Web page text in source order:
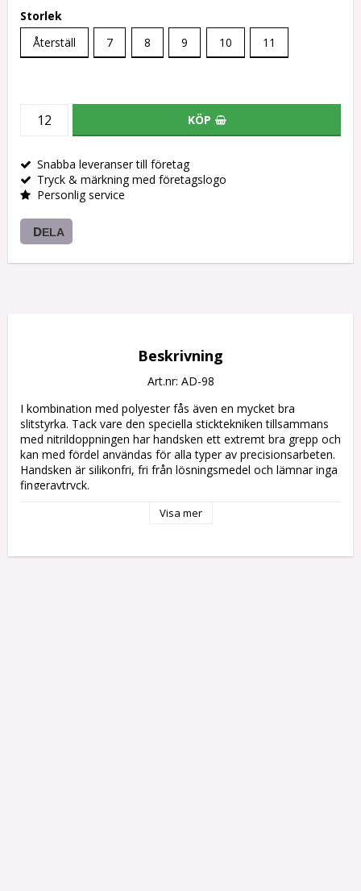
Storlek
Återställ
7 8 9 10 11
KÖP
Snabba leveranser till företag
Tryck & märkning med företagslogo
Personlig service
DELA
Beskrivning
Art.nr: AD-98
I kombination med polyester fås även en mycket bra
slitstyrka. Tack vare den speciella sticktekniken tillsammans
med nitrildoppningen har handsken ett extremt bra grepp och
kan med fördel användas för alla typer av precisionsarbeten.
Handsken är silikonfri, fri från lösningsmedel och lämnar inga
fingeravtryck.
Visa mer